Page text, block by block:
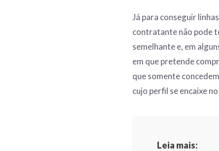
Já para conseguir
contratante não pode
semelhante e, em
em que pretende
que somente
cujo perfil se encaixe no
Leia mais: